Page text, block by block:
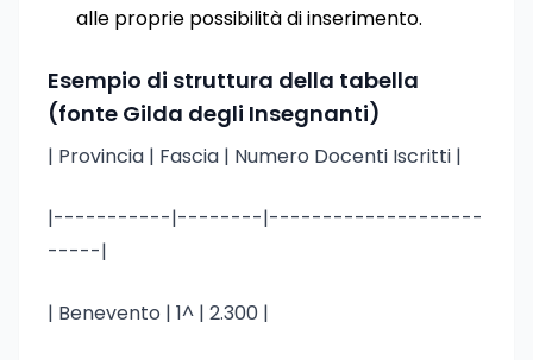
alle proprie possibilità di inserimento.
Esempio di struttura della tabella
(fonte Gilda degli Insegnanti)
| Provincia | Fascia | Numero Docenti Iscritti |
|-----------|--------|--------------------
-----|
| Benevento | 1^ | 2.300 |